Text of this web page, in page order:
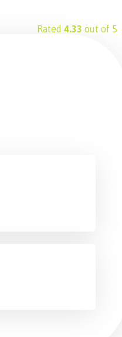
Rated 4.33 out of 5